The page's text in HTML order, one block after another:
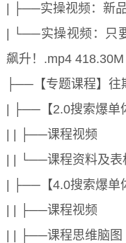
| ├──实操视频：新
| └──实操视频：只
飙升！.mp4 418.30M
├──【专题课程】往
| ├──【2.0搜索爆单
| | ├──课程视频
| | └──课程资料及表
| ├──【4.0搜索爆单
| | ├──课程视频
| | ├──课程思维脑图